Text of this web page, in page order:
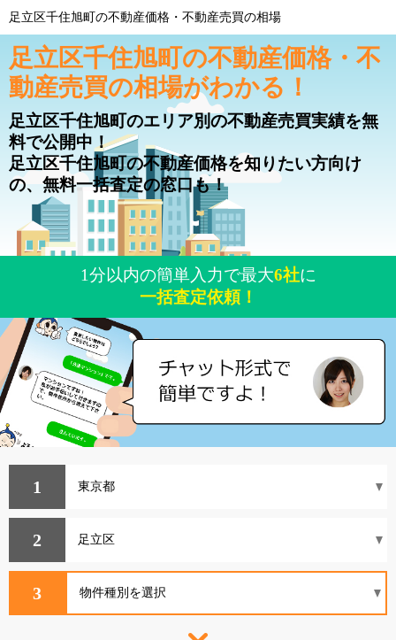
足立区千住旭町の不動産価格・不動産売買の相場
足立区千住旭町の不動産価格・不
動産売買の相場がわかる！
足立区千住旭町のエリア別の不動産売買実績を無
料で公開中！
足立区千住旭町の不動産価格を知りたい方向け
の、無料一括査定の窓口も！
1分以内の簡単入力で最大6社に
一括査定依頼！
1
2
3